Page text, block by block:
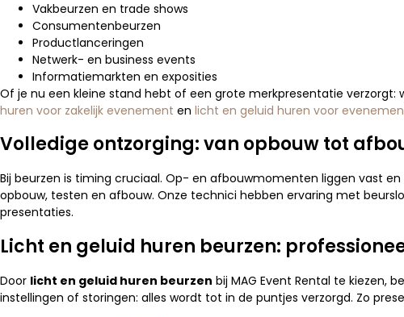
Vakbeurzen en trade shows
Consumentenbeurzen
Productlanceringen
Netwerk- en business events
Informatiemarkten en exposities
Of je nu een kleine stand hebt of een grote merkpresentatie verzorgt:
huren voor zakelijk evenement en licht en geluid huren voor
Volledige ontzorging: van opbouw tot
Bij beurzen is timing cruciaal. Op- en afbouwmomenten liggen vast
opbouw, testen en afbouw. Onze technici hebben ervaring met
presentaties.
Licht en geluid huren beurzen:
Door licht en geluid huren beurzen bij MAG Event Rental te kiezen,
instellingen of storingen: alles wordt tot in de puntjes verzorgd. Zo